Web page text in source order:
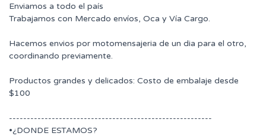
Enviamos a todo el país
Trabajamos con Mercado envíos, Oca y Vía Cargo.
Hacemos envios por motomensajeria de un dia para el otro,
coordinando previamente.
Productos grandes y delicados: Costo de embalaje desde
$100
---------------------------------------------------------
•¿DONDE ESTAMOS?